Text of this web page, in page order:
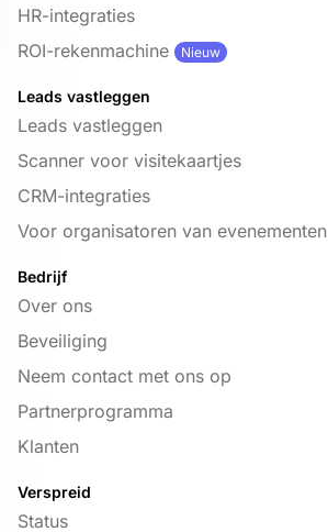
HR-integraties
ROI-rekenmachine
Nieuw
Leads vastleggen
Leads vastleggen
Scanner voor visitekaartjes
CRM-integraties
Voor organisatoren van evenementen
Bedrijf
Over ons
Beveiliging
Neem contact met ons op
Partnerprogramma
Klanten
Verspreid
Status